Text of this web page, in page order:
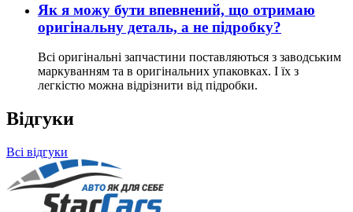
Як я можу бути впевнений, що отримаю
оригінальну деталь, а не підробку?
Всі оригінальні запчастини поставляються з заводським
маркуванням та в оригінальних упаковках. І їх з
легкістю можна відрізнити від підробки.
Відгуки
Всі відгуки